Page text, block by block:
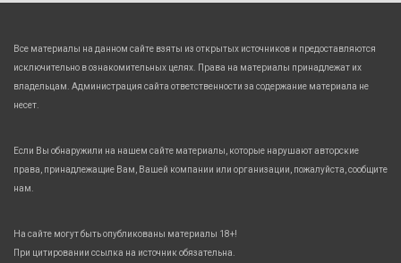
Все материалы на данном сайте взяты из открытых источников и предоставляются
исключительно в ознакомительных целях. Права на материалы принадлежат их
владельцам. Администрация сайта ответственности за содержание материала не
несет.
Если Вы обнаружили на нашем сайте материалы, которые нарушают авторские
права, принадлежащие Вам, Вашей компании или организации, пожалуйста, сообщите
нам.
На сайте могут быть опубликованы материалы 18+!
При цитировании ссылка на источник обязательна.